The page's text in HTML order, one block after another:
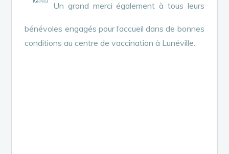
Un grand merci également à tous leurs
bénévoles engagés pour l’accueil dans de bonnes
conditions au centre de vaccination à Lunéville.